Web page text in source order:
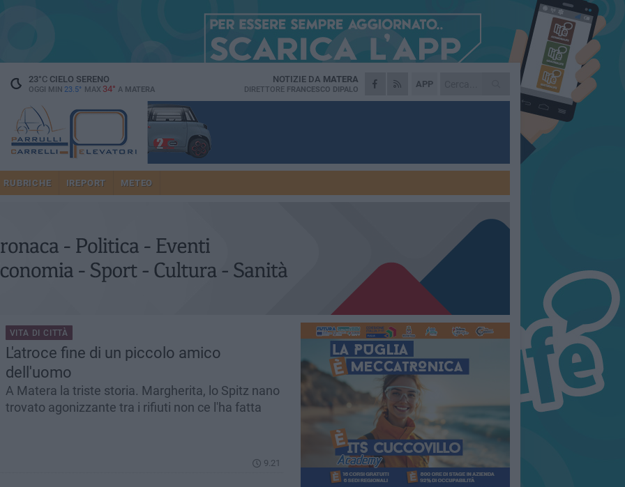
23°CCIELO SERENO
OGGI MIN 23.5° MAX 34° A MATERA
APP
NOTIZIE DA MATERA
DIRETTORE FRANCESCO DIPALO
RUBRICHE IREPORT METEO
VITA DI CITTÀ
L'atroce fine di un piccolo amico
dell'uomo
A Matera la triste storia. Margherita, lo Spitz nano
trovato agonizzante tra i rifiuti non ce l'ha fatta
9.21